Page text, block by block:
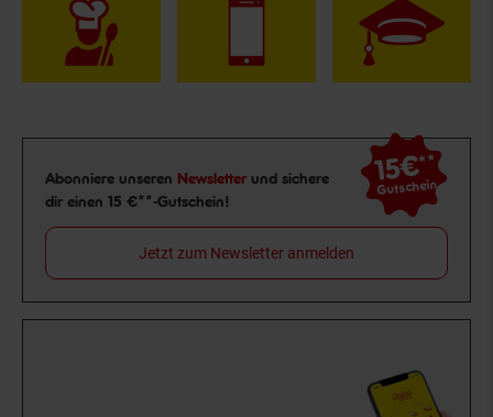
Newsletter Anmeldung
Abonniere unseren Newsletter und sichere
dir einen 15 €**-Gutschein!
15€**
Gutschein
Jetzt zum Newsletter anmelden